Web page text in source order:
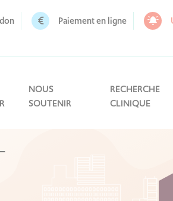
Paiement en ligne
NOUS
SOUTENIR
RECHERCHE
CLINIQUE